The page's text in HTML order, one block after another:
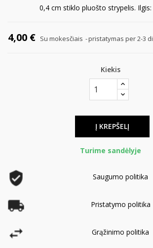
0,4 cm stiklo pluošto strypelis.
4,00 € Su mokesčiais pristatymas per 2-3
Kiekis
Į KREPŠELĮ
Turime sandėlyje
Saugumo politika
Pristatymo politika
Grąžinimo politika